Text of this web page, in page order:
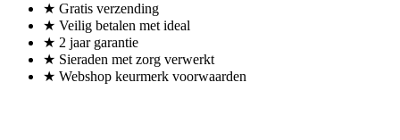
★ Gratis verzending
★ Veilig betalen met ideal
★ 2 jaar garantie
★ Sieraden met zorg verwerkt
★ Webshop keurmerk voorwaarden